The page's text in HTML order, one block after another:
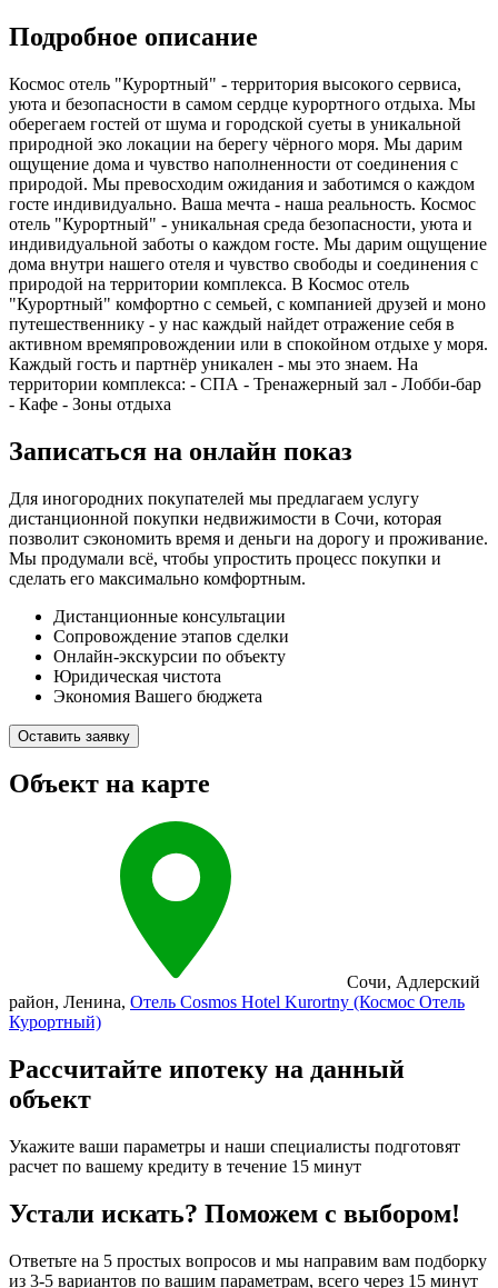
Подробное описание
Космос отель "Курортный" - территория высокого сервиса,
уюта и безопасности в самом сердце курортного отдыха. Мы
оберегаем гостей от шума и городской суеты в уникальной
природной эко локации на берегу чёрного моря. Мы дарим
ощущение дома и чувство наполненности от соединения с
природой. Мы превосходим ожидания и заботимся о каждом
госте индивидуально. Ваша мечта - наша реальность. Космос
отель "Курортный" - уникальная среда безопасности, уюта и
индивидуальной заботы о каждом госте. Мы дарим ощущение
дома внутри нашего отеля и чувство свободы и соединения с
природой на территории комплекса. В Космос отель
"Курортный" комфортно с семьей, с компанией друзей и моно
путешественнику - у нас каждый найдет отражение себя в
активном времяпровождении или в спокойном отдыхе у моря.
Каждый гость и партнёр уникален - мы это знаем. На
территории комплекса: - СПА - Тренажерный зал - Лобби-бар
- Кафе - Зоны отдыха
Записаться на онлайн показ
Для иногородних покупателей мы предлагаем услугу
дистанционной покупки недвижимости в Сочи, которая
позволит сэкономить время и деньги на дорогу и проживание.
Мы продумали всё, чтобы упростить процесс покупки и
сделать его максимально комфортным.
Дистанционные консультации
Сопровождение этапов сделки
Онлайн-экскурсии по объекту
Юридическая чистота
Экономия Вашего бюджета
Оставить заявку
Объект на карте
Сочи, Адлерский
район, Ленина, Отель Cosmos Hotel Kurortny (Космос Отель
Курортный)
Рассчитайте ипотеку на данный
объект
Укажите ваши параметры и наши специалисты подготовят
расчет по вашему кредиту в течение 15 минут
Устали искать? Поможем с выбором!
Ответьте на 5 простых вопросов и мы направим вам подборку
из 3-5 вариантов по вашим параметрам, всего через 15 минут